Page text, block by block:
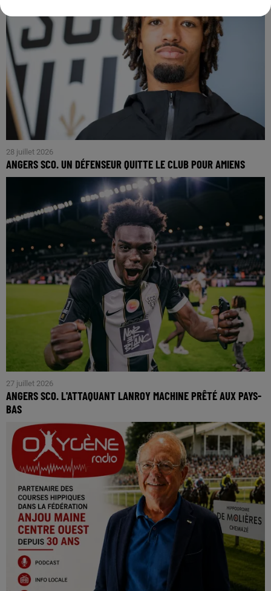
28 juillet 2026
ANGERS SCO. UN DÉFENSEUR QUITTE LE CLUB POUR AMIENS
27 juillet 2026
ANGERS SCO. L'ATTAQUANT LANROY MACHINE PRÊTÉ AUX PAYS-
BAS